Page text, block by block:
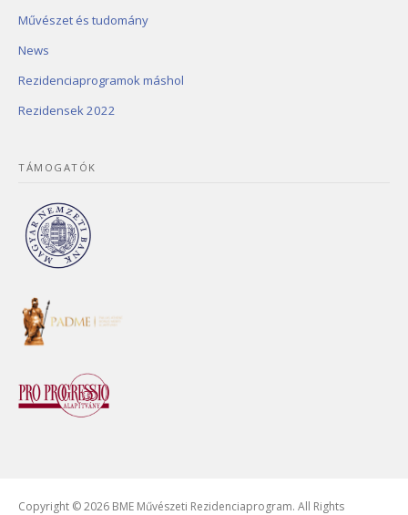
Művészet és tudomány
News
Rezidenciaprogramok máshol
Rezidensek 2022
TÁMOGATÓK
Copyright © 2026 BME Művészeti Rezidenciaprogram. All Rights